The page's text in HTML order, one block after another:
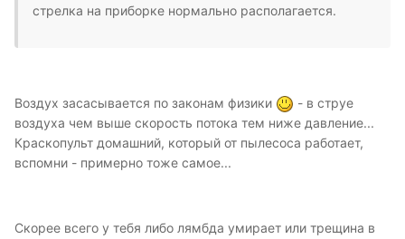
стрелка на приборке нормально располагается.
Воздух засасывается по законам физики
- в струе
воздуха чем выше скорость потока тем ниже давление...
Краскопульт домашний, который от пылесоса работает,
вспомни - примерно тоже самое...
Скорее всего у тебя либо лямбда умирает или трещина в